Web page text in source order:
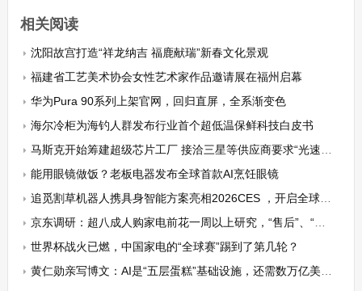
相关阅读
沈阳故宫打造“祥龙纳吉 福鹿献瑞”新春文化景观
福建省工艺美术协会女性艺术家作品邀请展在福州启幕
华为Pura 90系列上架官网，回归直屏，全系渐变色
海尔冷柜为海钓人群发布行业首个超低温保鲜科技白皮书
马斯克开始筹建超级芯片工厂 接洽三星等供应商要求“光速”推进
能用眼镜做饭？老板电器发布全球首款AI烹饪眼镜
追觅割草机器人携具身智能方案亮相2026CES ，开启全球庭院新未来
京东调研：超八成人购家电前花一周以上研究，“售后”、“参数”、“评价”成TOP3关注 ...
世界杯战火已燃，中国家电的“全球赛”踢到了第几轮？
黄仁勋亲写博文：AI是“五层蛋糕”基础设施，还需数万亿美元建设！